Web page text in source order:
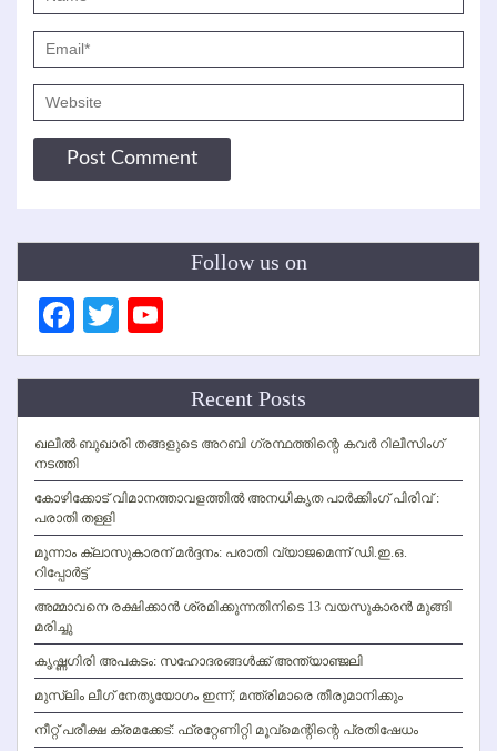
Follow us on
Facebook
Twitter
Channel
Recent Posts
ഖലീല്‍ ബുഖാരി തങ്ങളുടെ അറബി ഗ്രന്ഥത്തിന്റെ കവര്‍ റിലീസിംഗ്
നടത്തി
കോഴിക്കോട് വിമാനത്താവളത്തില്‍ അനധികൃത പാര്‍ക്കിംഗ് പിരിവ് :
പരാതി തള്ളി
മൂന്നാം ക്ലാസുകാരന് മര്‍ദ്ദനം: പരാതി വ്യാജമെന്ന് ഡി.ഇ.ഒ.
റിപ്പോര്‍ട്ട്
അമ്മാവനെ രക്ഷിക്കാന്‍ ശ്രമിക്കുന്നതിനിടെ 13 വയസുകാരന്‍ മുങ്ങി
മരിച്ചു
കൃഷ്ണഗിരി അപകടം: സഹോദരങ്ങള്‍ക്ക് അന്ത്യാഞ്ജലി
മുസ്ലിം ലീഗ് നേതൃയോഗം ഇന്ന്; മന്ത്രിമാരെ തീരുമാനിക്കും
നീറ്റ് പരീക്ഷ ക്രമക്കേട്: ഫ്രറ്റേണിറ്റി മൂവ്‌മെന്റിന്റെ പ്രതിഷേധം